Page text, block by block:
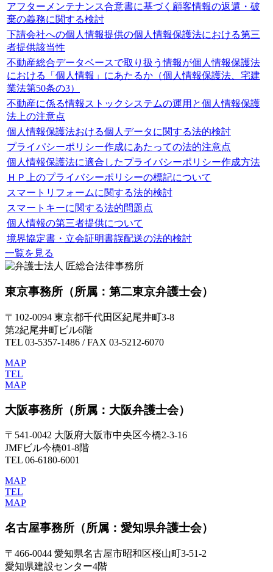
アフターメンテナンス合意書に基づく顧客情報の返還・破
棄の義務に関する検討
下請会社への個人情報提供の個人情報保護法における第三
者提供該当性
不動産総合データベースで取り扱う情報が個人情報保護法
における「個人情報」にあたるか（個人情報保護法、宅建
業法第50条の3）
不動産に係る情報ストックシステムの運用と個人情報保護
法上の注意点
個人情報保護法おける個人データに関する法的検討
プライパシーポリシー作成にあたっての法的注意点
個人情報保護法に適合したプライバシーポリシー作成方法
ＨＰ上のプライバシーポリシーの標記について
スマートリフォームに関する法的検討
スマートキーに関する法的問題点
個人情報の第三者提供について
境界協定書・立会証明書誤配送の法的検討
一覧を見る
東京事務所 （所属：第二東京弁護士会）
〒102-0094 東京都千代田区紀尾井町3-8
第2紀尾井町ビル6階
TEL 03-5357-1486 / FAX 03-5212-6070
MAP
TEL
MAP
大阪事務所 （所属：大阪弁護士会）
〒541-0042 大阪府大阪市中央区今橋2-3-16
JMFビル今橋01-8階
TEL 06-6180-6001
MAP
TEL
MAP
名古屋事務所 （所属：愛知県弁護士会）
〒466-0044 愛知県名古屋市昭和区桜山町3-51-2
愛知県建設センター4階